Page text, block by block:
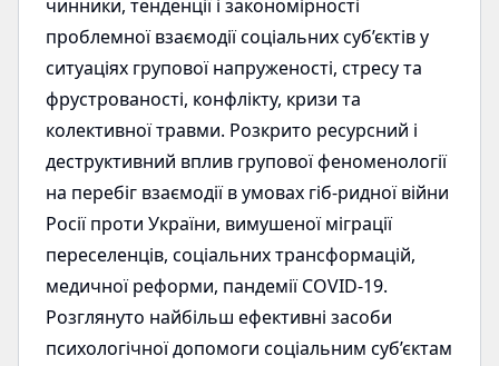
чинники, тенденції і закономірності
проблемної взаємодії соціальних суб’єктів у
ситуаціях групової напруженості, стресу та
фрустрованості, конфлікту, кризи та
колективної травми. Розкрито ресурсний і
деструктивний вплив групової феноменології
на перебіг взаємодії в умовах гіб-ридної війни
Росії проти України, вимушеної міграції
переселенців, соціальних трансформацій,
медичної реформи, пандемії COVID-19.
Розглянуто найбільш ефективні засоби
психологічної допомоги соціальним суб’єктам